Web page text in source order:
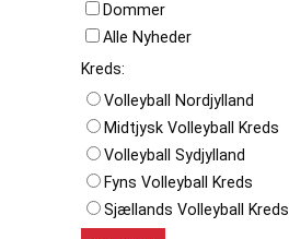
Dommer
Alle Nyheder
Kreds:
Volleyball Nordjylland
Midtjysk Volleyball Kreds
Volleyball Sydjylland
Fyns Volleyball Kreds
Sjællands Volleyball Kreds